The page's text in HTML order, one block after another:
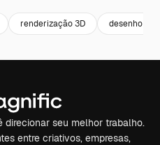
renderização 3D desenho 3D
seu melhor trabalho.
entre criativos, empresas,